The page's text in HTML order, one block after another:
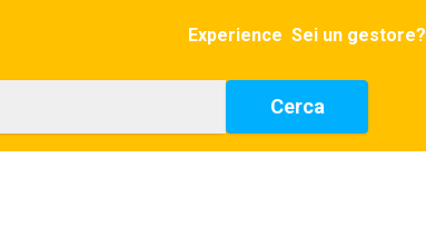
Experience Sei un gestore?
Cerca